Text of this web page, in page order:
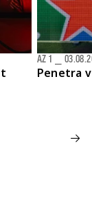
Penetra
AZ 1